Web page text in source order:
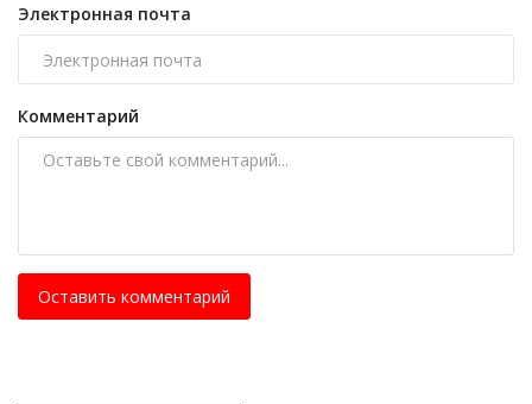
Электронная почта
Комментарий
Оставить комментарий